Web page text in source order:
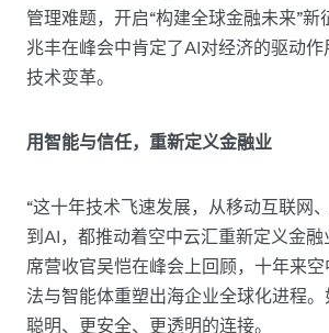
管理难题，开启“构建全球金融未来”
兆丰在峰会中肯定了AI对经济的驱动
技术变革。
用智能与信任，重新定义金融业
“这十年技术飞速发展，从移动互联网
到AI，都推动着空中云汇重新定义金融
席营收官吴恺在峰会上回顾，十年来
法与智能体重塑出海企业全球化进程
聪明、更安全、更透明的连接。